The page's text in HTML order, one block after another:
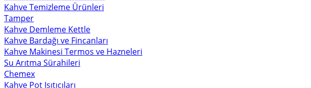
Kahve Temizleme Ürünleri
Tamper
Kahve Demleme Kettle
Kahve Bardağı ve Fincanları
Kahve Makinesi Termos ve Hazneleri
Su Arıtma Sürahileri
Chemex
Kahve Pot Isıtıcıları